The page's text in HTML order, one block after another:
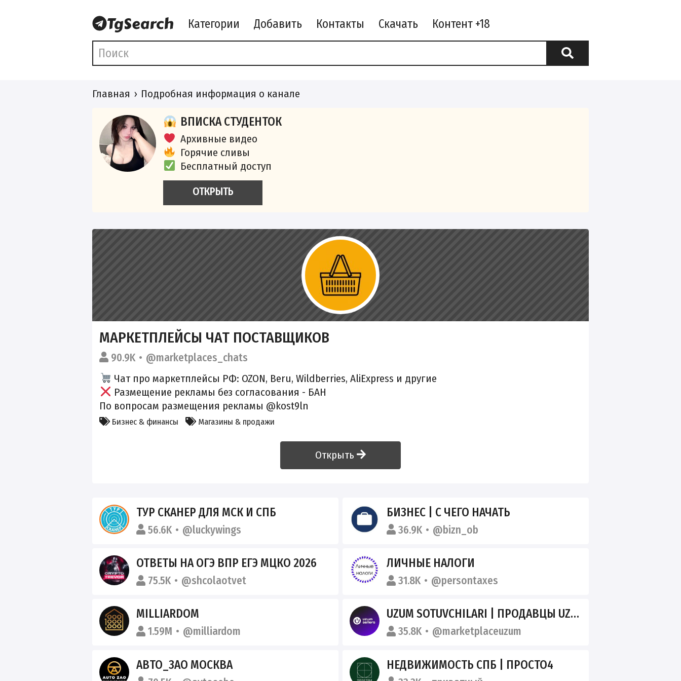
Категории Добавить Контакты Скачать
Главная Подробная информация о канале
ВПИСКА СТУДЕНТОК
Архивные видео
Горячие сливы
Бесплатный доступ
ОТКРЫТЬ
МАРКЕТПЛЕЙСЫ ЧАТ ПОСТАВЩИКОВ
90.9K
@marketplaces_chats
Чат про маркетплейсы РФ: OZON, Beru, Wildberries, AliExpress и другие
Размещение рекламы без согласования - БАН
По вопросам размещения рекламы @kost9ln
Бизнес & финансы Магазины & продажи
Открыть
ТУР СКАНЕР ДЛЯ МСК И СПБ
56.6K @luckywings
БИЗНЕС | С ЧЕГО НАЧАТЬ
36.9K @bizn_ob
ОТВЕТЫ НА ОГЭ ВПР ЕГЭ МЦКО 2026
75.5K @shcolaotvet
ЛИЧНЫЕ НАЛОГИ
31.8K @persontaxes
MILLIARDOM
1.59M @milliardom
UZUM SOTUVCHILARI | ПРОДАВЦЫ UZUM
35.8K @marketplaceuzum
АВТО_ЗАО МОСКВА НЕДВИЖИМОСТЬ СПБ | ПРОСТО4